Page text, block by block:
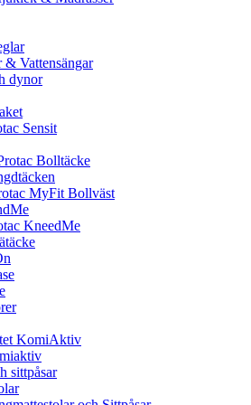
Vattensängar
dynor
Sensit
Bolltäcke
MyFit Bollväst
KneedMe
KomiAktiv
sittpåsar